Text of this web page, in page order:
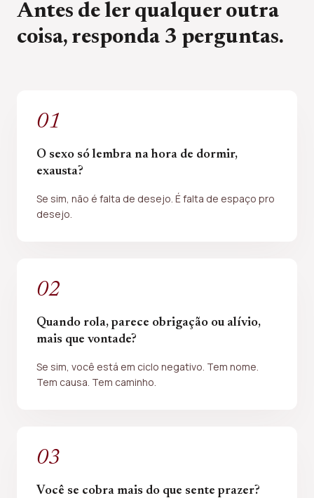
Antes de ler qualquer outra
coisa, responda 3 perguntas.
01
O sexo só lembra na hora de dormir,
exausta?
Se sim, não é falta de desejo. É falta de espaço pro
desejo.
02
Quando rola, parece obrigação ou alívio,
mais que vontade?
Se sim, você está em ciclo negativo. Tem nome.
Tem causa. Tem caminho.
03
Você se cobra mais do que sente prazer?